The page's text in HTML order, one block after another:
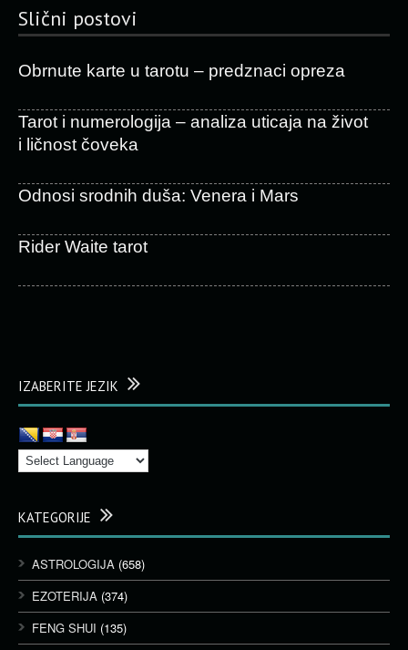
Slični postovi
Obrnute karte u tarotu – predznaci opreza
Tarot i numerologija – analiza uticaja na život
i ličnost čoveka
Odnosi srodnih duša: Venera i Mars
Rider Waite tarot
IZABERITE JEZIK
KATEGORIJE
ASTROLOGIJA (658)
EZOTERIJA (374)
FENG SHUI (135)